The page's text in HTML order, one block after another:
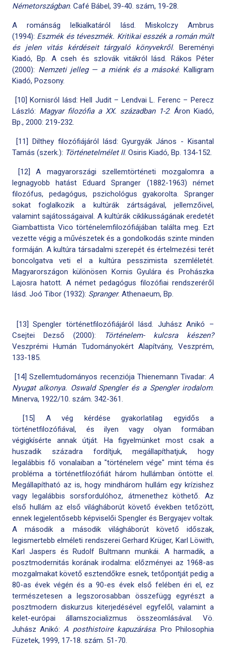
Németországban. Café Bábel, 39-40. szám, 19-28.
A románság lelkialkatáról lásd. Miskolczy Ambrus
(1994): Eszmék és téveszmék. Kritikai esszék a román múlt
és jelen vitás kérdéseit tárgyaló könyvekről. Bereményi
Kiadó, Bp. A cseh és szlovák vitákról lásd. Rákos Péter
(2000): Nemzeti jelleg — a miénk és a másoké. Kalligram
Kiadó, Pozsony.
[10] Kornisról lásd: Hell Judit – Lendvai L. Ferenc – Perecz
László: Magyar filozófia a XX. században 1-2. Áron Kiadó,
Bp., 2000: 219-232.
[11] Dilthey filozófiájáról lásd: Gyurgyák János - Kisantal
Tamás (szerk.): Történetelmélet II. Osiris Kiadó, Bp. 134-152.
[12] A magyarországi szellemtörténeti mozgalomra a
legnagyobb hatást Eduard Spranger (1882-1963) német
filozófus, pedagógus, pszichológus gyakorolta. Spranger
sokat foglalkozik a kultúrák zártságával, jellemzőivel,
valamint sajátosságaival. A kultúrák ciklikusságának eredetét
Giambattista Vico történelemfilozófiájában találta meg. Ezt
vezette végig a művészetek és a gondolkodás szinte minden
formáján. A kultúra társadalmi szerepét és értelmezési terét
boncolgatva veti el a kultúra pesszimista szemléletét.
Magyarországon különösen Kornis Gyulára és Prohászka
Lajosra hatott. A német pedagógus filozófiai rendszeréről
lásd. Joó Tibor (1932): Spranger. Athenaeum, Bp.
[13] Spengler történetfilozófiájáról lásd. Juhász Anikó –
Csejtei Dezső (2000):
Történelem- kulcsra készen?
Veszprémi Humán Tudományokért Alapítvány, Veszprém,
133-185.
[14] Szellemtudományos recenziója Thienemann Tivadar:A
Nyugat alkonya. Oswald Spengler és a Spengler irodalom.
Minerva, 1922/10. szám. 342-361.
[15] A vég kérdése gyakorlatilag egyidős a
történetfilozófiával, és ilyen vagy olyan formában
végigkísérte annak útját. Ha figyelmünket most csak a
huszadik századra fordítjuk, megállapíthatjuk, hogy
legalábbis fő vonalaiban a "történelem vége" mint téma és
probléma a történetfilozófiát három hullámban öntötte el.
Megállapítható az is, hogy mindhárom hullám egy krízishez
vagy legalábbis sorsfordulóhoz, átmenethez köthető. Az
első hullám az első világháborút követő években tetőzött,
ennek legjelentősebb képviselői Spengler és Bergyajev voltak.
A második a második világháborút követő időszak,
legismertebb elméleti rendszerei Gerhard Krüger, Karl Löwith,
Karl Jaspers és Rudolf Bultmann munkái. A harmadik, a
posztmodernitás korának irodalma: előzményei az 1968-as
mozgalmakat követő esztendőkre esnek, tetőpontját pedig a
80-as évek végén és a 90-es évek első felében éri el, ez
természetesen a legszorosabban összefügg egyrészt a
posztmodern diskurzus kiterjedésével egyfelől, valamint a
kelet-európai államszocializmus összeomlásával. Vö.
Juhász Anikó:A posthistoire kapuzárása. Pro Philosophia
Füzetek, 1999, 17-18. szám. 51-70.